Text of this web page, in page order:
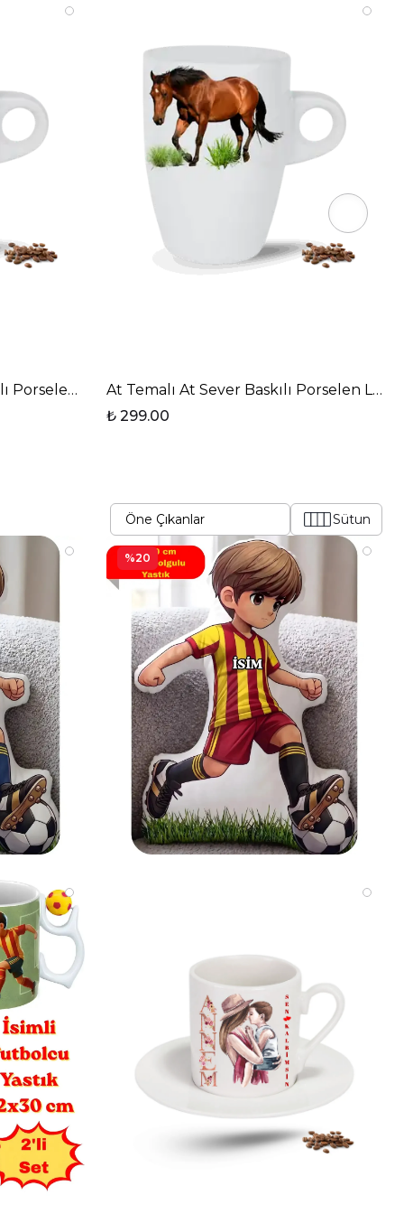
Porselen Latte Kupa Bardak
At Temalı At Sever Baskılı Porselen
₺ 299.00
Sütun
%20